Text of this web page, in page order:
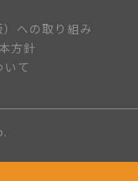
への取り組み
方針
て